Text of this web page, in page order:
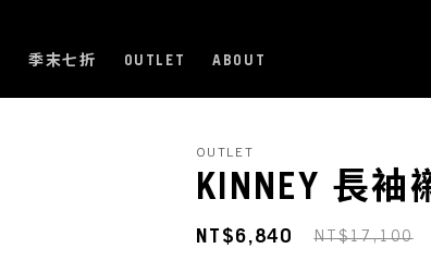
季末七折 OUTLET ABOUT
OUTLET
KINNEY 長袖
NT$6,840 NT$17,100